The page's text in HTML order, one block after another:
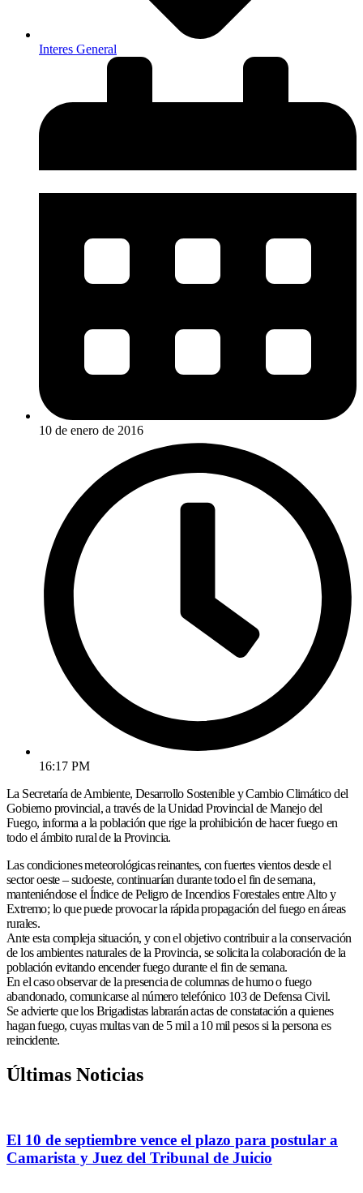
Interes General
10 de enero de 2016
16:17 PM
La Secretaría de Ambiente, Desarrollo Sostenible y Cambio Climático del
Gobierno provincial, a través de la Unidad Provincial de Manejo del
Fuego, informa a la población que rige la prohibición de hacer fuego en
todo el ámbito rural de la Provincia.
Las condiciones meteorológicas reinantes, con fuertes vientos desde el
sector oeste – sudoeste, continuarían durante todo el fin de semana,
manteniéndose el Índice de Peligro de Incendios Forestales entre Alto y
Extremo; lo que puede provocar la rápida propagación del fuego en áreas
rurales.
Ante esta compleja situación, y con el objetivo contribuir a la conservación
de los ambientes naturales de la Provincia, se solicita la colaboración de la
población evitando encender fuego durante el fin de semana.
En el caso observar de la presencia de columnas de humo o fuego
abandonado, comunicarse al número telefónico 103 de Defensa Civil.
Se advierte que los Brigadistas labrarán actas de constatación a quienes
hagan fuego, cuyas multas van de 5 mil a 10 mil pesos si la persona es
reincidente.
Últimas Noticias
El 10 de septiembre vence el plazo para postular a
Camarista y Juez del Tribunal de Juicio